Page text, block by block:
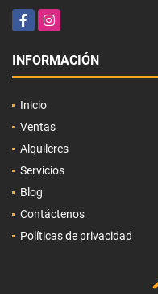
FacebookInstagram
INFORMACIÓN
Inicio
Ventas
Alquileres
Servicios
Blog
Contáctenos
Políticas de privacidad